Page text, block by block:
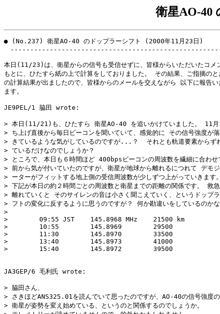
衛星AO-40
● (No.237) 衛星AO-40 のドップラーシフト (2000年11月23日)
本日(11/23)は、衛星からの信号も受信せずに、皆様からいただいたコメ
もとに、ひたすら紙の上で計算をしておりました。 その結果、ご指摘のと
の計算結果が出ましたので、皆様からのメールを交えながら 以下に報告い
ます。
JE9PEL/1 脇田 wrote:
> 本日(11/21)も、ひたすら 衛星AO-40 を追いかけていました。 11月
> ち上げ直後から毎日ビーコンを聞いていて、感覚的に その信号強度が
> きているような気がしているのですが...？  それとも軌道要素からず
> ているだけなのでしょうか？
> ところで、本日も６時間ほど 400bpsビーコンの周波数を繊細に合わせ
> 前から気が付いていたのですが、衛星が地球から離れるにつれて デモ
> ーターがフィットする地上側の受信周波数が少しずつ上がっていきま
> 下記が本日の約２時間ごとの周波数と衛星までの距離の関係です。 救
> 離れていくと そのサイレンの音は小さく聞こえていく、というドップ
> フトの変化に反するように思うのですが？ 何か勘違いをしているのか
>
>        09:55 JST    145.8968 MHz    21500 km
>        10:55        145.8969        29500
>        11:30        145.8970        33500
>        13:40        145.8973        41000
>        15:40        145.8972        39500
JA3GEP/6 毛利氏 wrote:
> 脇田さん、
> さきほどANS325.01を読んでいて思ったのですが、AO-40の信号強度
> 衛星が姿勢を変え始めている、というのと関係するのでしょうか。